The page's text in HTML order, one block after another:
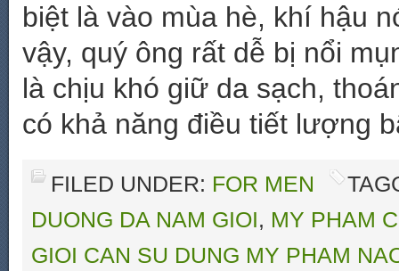
biệt là vào mùa hè, khí hậu
vậy, quý ông rất dễ bị nổi
là chịu khó giữ da sạch,
có khả năng điều tiết lượng
FILED UNDER: FOR MEN
DUONG DA NAM GIOI, MY PHAM
GIOI CAN SU DUNG MY PHAM